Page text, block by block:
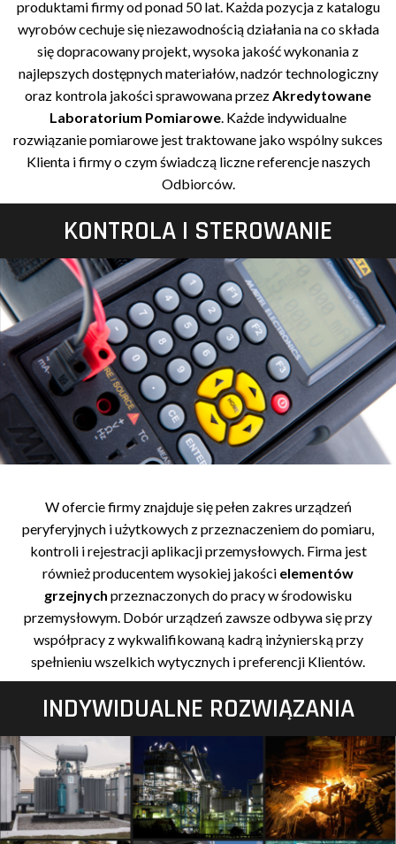
produktami firmy od ponad 50 lat. Każda pozycja z katalogu
wyrobów cechuje się niezawodnością działania na co składa
się dopracowany projekt, wysoka jakość wykonania z
najlepszych dostępnych materiałów, nadzór technologiczny
oraz kontrola jakości sprawowana przez Akredytowane
Laboratorium Pomiarowe . Każde indywidualne
rozwiązanie pomiarowe jest traktowane jako wspólny sukces
Klienta i firmy o czym świadczą liczne referencje naszych
Odbiorców.
KONTROLA I STEROWANIE
W ofercie firmy znajduje się pełen zakres urządzeń
peryferyjnych i użytkowych z przeznaczeniem do pomiaru,
kontroli i rejestracji aplikacji przemysłowych. Firma jest
również producentem wysokiej jakości elementów
grzejnych przeznaczonych do pracy w środowisku
przemysłowym. Dobór urządzeń zawsze odbywa się przy
współpracy z wykwalifikowaną kadrą inżynierską przy
spełnieniu wszelkich wytycznych i preferencji Klientów.
INDYWIDUALNE ROZWIĄZANIA